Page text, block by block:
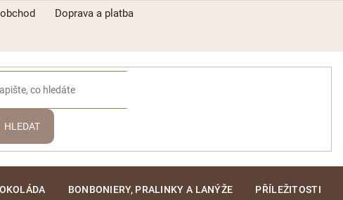
Doprava a platba
HLEDAT
BONBONIERY, PRALINKY A LANÝŽE PŘÍLEŽITOSTI